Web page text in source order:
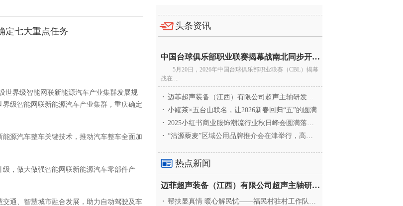
定七大重点任务
世界级智能网联新能源汽车产业集群发展规
级智能网联新能源汽车产业集群，重庆确定
源汽车整车关键技术，推动汽车整车全面加
，做大做强智能网联新能源汽车零部件产
通、智慧城市融合发展，助力自动驾驶及车
头条资讯
中国台球俱乐部职业联赛揭幕战南北同步开杆 首届CBL
5月20日，2026年中国台球俱乐部职业联赛（CBL）揭幕
战在 ...
· 迈菲超声装备（江西）有限公司超声主轴研发和生产项
· 小罐茶×五台山联名，让2026新春回归“五”的圆满
· 2025小红书商业服饰潮流行业秋日峰会圆满落幕，携手
· “沽源藜麦”区域公用品牌推介会在津举行，高蛋白产业
热点新闻
迈菲超声装备（江西）有限公司超声主轴研发和生产项
· 帮扶显真情 暖心解民忧——福民村驻村工作队与村委心系